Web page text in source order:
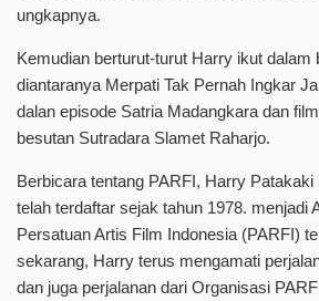
ungkapnya.
Kemudian berturut-turut Harry ikut dalam
diantaranya Merpati Tak Pernah Ingkar
dalan episode Satria Madangkara dan
besutan Sutradara Slamet Raharjo.
Berbicara tentang PARFI, Harry
telah terdaftar sejak tahun 1978. menjadi
Persatuan Artis Film Indonesia (PARFI)
sekarang, Harry terus mengamati
dan juga perjalanan dari Organisasi